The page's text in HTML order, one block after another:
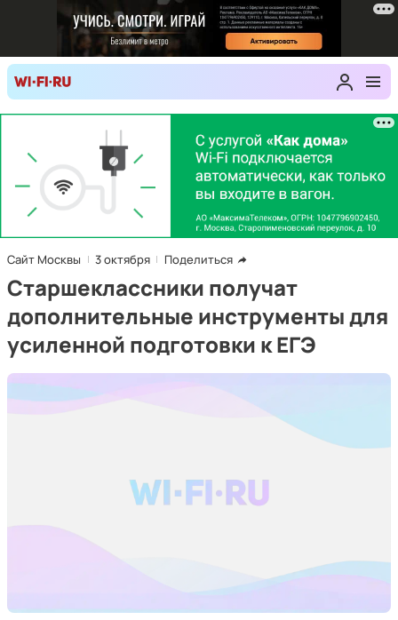
Сайт Москвы 3 октября Поделиться
Старшеклассники получат
дополнительные инструменты для
усиленной подготовки к ЕГЭ